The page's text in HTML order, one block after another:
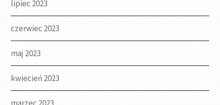
lipiec 2023
czerwiec 2023
maj 2023
kwiecień 2023